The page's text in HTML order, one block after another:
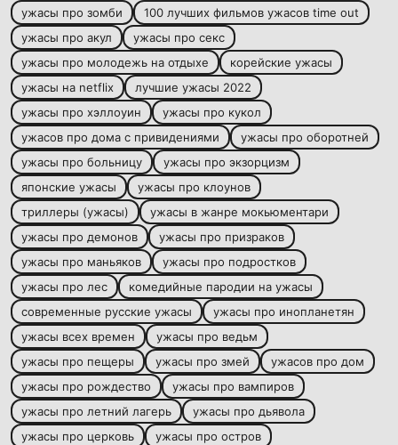
ужасы про зомби
100 лучших фильмов ужасов time out
ужасы про акул
ужасы про секс
ужасы про молодежь на отдыхе
корейские ужасы
ужасы на netflix
лучшие ужасы 2022
ужасы про хэллоуин
ужасы про кукол
ужасов про дома с привидениями
ужасы про оборотней
ужасы про больницу
ужасы про экзорцизм
японские ужасы
ужасы про клоунов
триллеры (ужасы)
ужасы в жанре мокьюментари
ужасы про демонов
ужасы про призраков
ужасы про маньяков
ужасы про подростков
ужасы про лес
комедийные пародии на ужасы
современные русские ужасы
ужасы про инопланетян
ужасы всех времен
ужасы про ведьм
ужасы про пещеры
ужасы про змей
ужасов про дом
ужасы про рождество
ужасы про вампиров
ужасы про летний лагерь
ужасы про дьявола
ужасы про церковь
ужасы про остров